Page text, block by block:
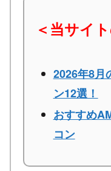
＜当サイ
2026年8月
ン12選！
おすすめ
コン